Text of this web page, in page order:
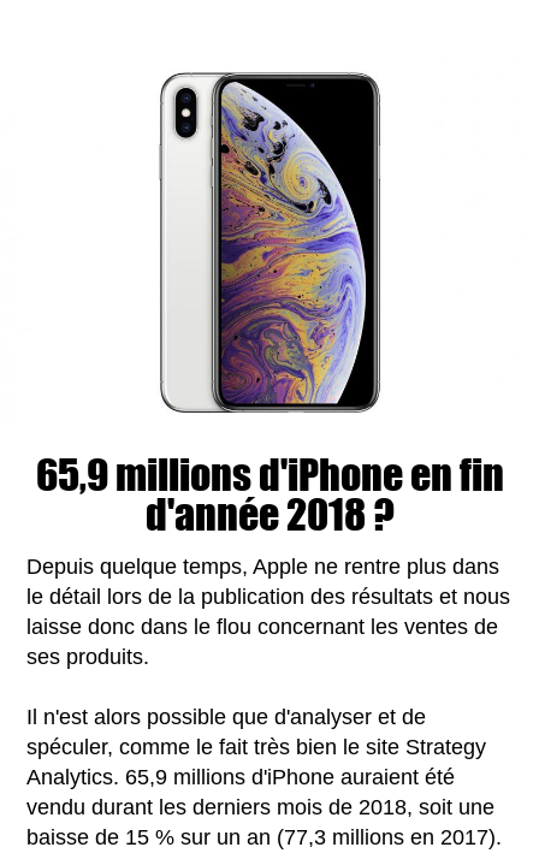
65,9 millions d'iPhone en fin
d'année 2018 ?
Depuis quelque temps, Apple ne rentre plus dans
le détail lors de la publication des résultats et nous
laisse donc dans le flou concernant les ventes de
ses produits.
Il n'est alors possible que d'analyser et de
spéculer, comme le fait très bien le site Strategy
Analytics. 65,9 millions d'iPhone auraient été
vendu durant les derniers mois de 2018, soit une
baisse de 15 % sur un an (77,3 millions en 2017).